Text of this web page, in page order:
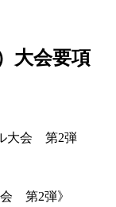
大会要項
大会 第2弾
会 第2弾》